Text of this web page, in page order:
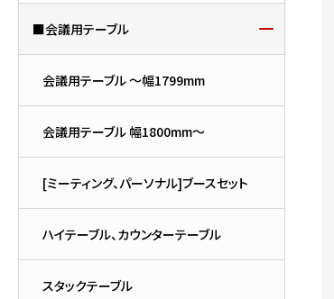
■会議用テーブル
会議用テーブル ～幅1799mm
会議用テーブル 幅1800mm～
[ミーティング、パーソナル]ブースセット
ハイテーブル、カウンターテーブル
スタックテーブル